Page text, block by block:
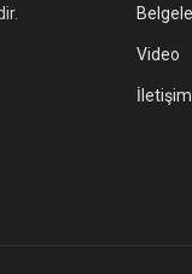
Video
İletişim